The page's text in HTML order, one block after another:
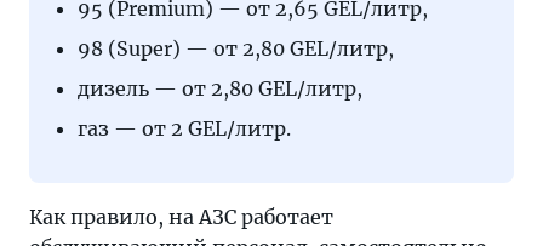
95 (Premium) — от 2,65 GEL/литр,
98 (Super) — от 2,80 GEL/литр,
дизель — от 2,80 GEL/литр,
газ — от 2 GEL/литр.
Как правило, на АЗС работает